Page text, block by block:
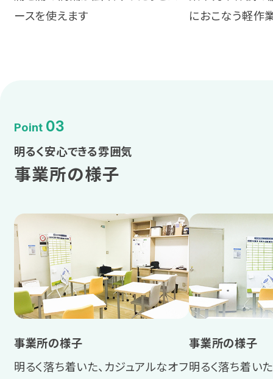
ースを使えます
におこなう軽作
Point 03
明るく安心できる雰囲気
事業所の様子
事業所の様子
明るく落ち着いた、カジュアルなオフ
事業所の様子
明るく落ち着い